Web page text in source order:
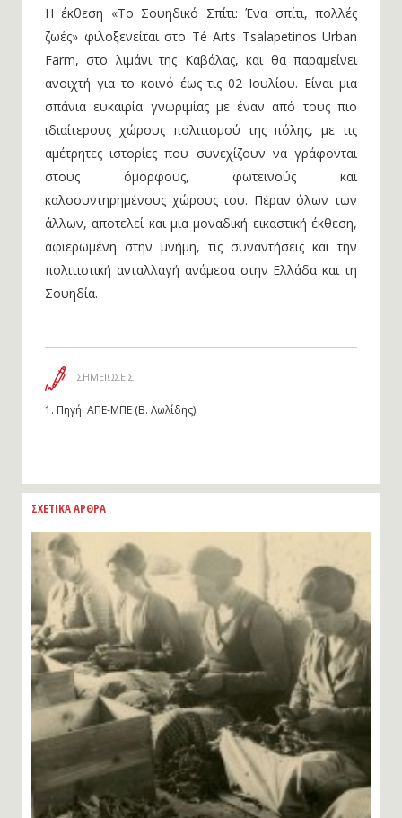
Η έκθεση «Το Σουηδικό Σπίτι: Ένα σπίτι, πολλές
ζωές» φιλοξενείται στο Té Arts Tsalapetinos Urban
Farm, στο λιμάνι της Καβάλας, και θα παραμείνει
ανοιχτή για το κοινό έως τις 02 Ιουλίου. Είναι μια
σπάνια ευκαιρία γνωριμίας με έναν από τους πιο
ιδιαίτερους χώρους πολιτισμού της πόλης, με τις
αμέτρητες ιστορίες που συνεχίζουν να γράφονται
στους όμορφους, φωτεινούς και
καλοσυντηρημένους χώρους του. Πέραν όλων των
άλλων, αποτελεί και μια μοναδική εικαστική έκθεση,
αφιερωμένη στην μνήμη, τις συναντήσεις και την
πολιτιστική ανταλλαγή ανάμεσα στην Ελλάδα και τη
Σουηδία.
ΣΗΜΕΙΩΣΕΙΣ
1. Πηγή: ΑΠΕ-ΜΠΕ (Β. Λωλίδης).
ΣΧΕΤΙΚΑ ΑΡΘΡΑ